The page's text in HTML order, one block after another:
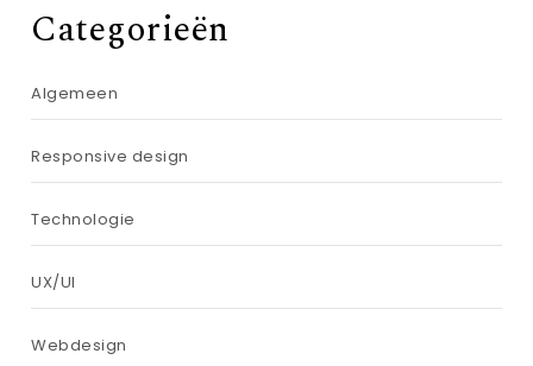
Categorieën
Algemeen
Responsive design
Technologie
UX/UI
Webdesign